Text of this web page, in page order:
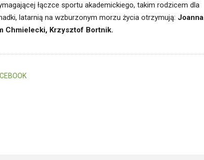
łączce sportu akademickiego, takim rodzicem dla
latarnią na wzburzonym morzu życia otrzymują: Joanna
Chmielecki, Krzysztof Bortnik.